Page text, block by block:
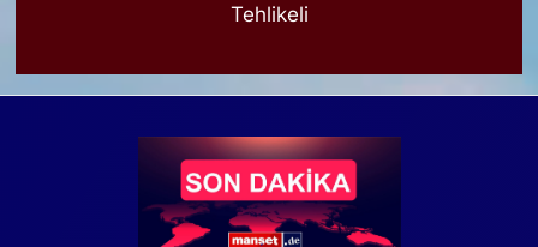
Tehlikeli